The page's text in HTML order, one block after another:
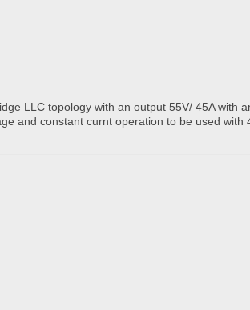
LLC topology with an output 55V/ 45A with
and constant curnt operation to be used with